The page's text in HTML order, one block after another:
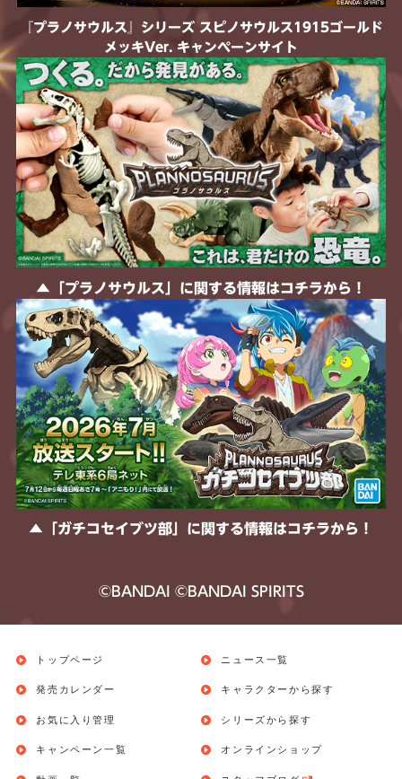
『プラノサウルス』シリーズ スピノサウルス1915ゴールド
メッキVer. キャンペーンサイト
▲「プラノサウルス」に関する情報はコチラから！
▲「ガチコセイブツ部」に関する情報はコチラから！
©︎BANDAI ©BANDAI SPIRITS
トップページ
発売カレンダー
お気に入り管理
ニュース一覧
キャラクターから探す
シリーズから探す
キャンペーン一覧 オンラインショップ